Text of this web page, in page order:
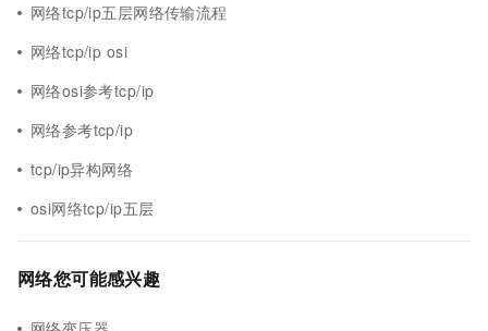
网络tcp/ip五层网络传输流程
网络tcp/ip osi
网络osi参考tcp/ip
网络参考tcp/ip
tcp/ip异构网络
osi网络tcp/ip五层
网络您可能感兴趣